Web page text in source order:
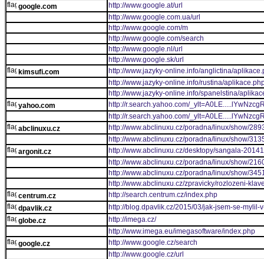
google.com
http://www.google.at/url
http://www.google.com.ua/url
http://www.google.com/m
http://www.google.com/search
http://www.google.nl/url
http://www.google.sk/url
kimsufi.com
http://www.jazyky-online.info/anglictina/
http://www.jazyky-online.info/rustina/
http://www.jazyky-online.info/spanelstina/
yahoo.com
http://r.search.yahoo.com/
http://r.search.yahoo.com/
abclinuxu.cz
http://www.abclinuxu.cz/poradna/linux/show/
http://www.abclinuxu.cz/poradna/linux/show/
argonit.cz
http://www.abclinuxu.cz/desktopy/sangala-
http://www.abclinuxu.cz/poradna/linux/show/
http://www.abclinuxu.cz/poradna/linux/show/
http://www.abclinuxu.cz/zpravicky/rozlozeni-
centrum.cz
http://search.centrum.cz/index.php
dpavlik.cz
http://blog.dpavlik.cz/2015/03/jak-jsem-se-mylil-
globe.cz
http://imega.cz/
http://www.imega.eu/imegasoftware/index.php
google.cz
http://www.google.cz/search
http://www.google.cz/url